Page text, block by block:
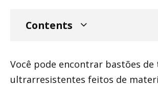
Contents
Você pode encontrar bastões
ultrarresistentes feitos de